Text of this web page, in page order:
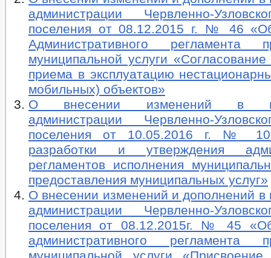
администрации Червленно-
поселения от 08.12.2015 г. № 46
Административного регламента
муниципальной услуги
приема в эксплуатацию
мобильных) объектов»
О внесении изменений в
администрации Червленно-
поселения от 10.05.2016 г. №
разработки и утверждения
регламентов исполнения
предоставления муниципальных услуг»
О внесении изменений и дополнений в
администрации Червленно-
поселения от 08.12.2015г. № 45
административного регламента